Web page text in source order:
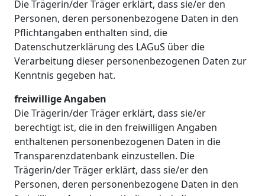
Die Trägerin/der Träger erklärt, dass sie/er den
Personen, deren personenbezogene Daten in den
Pflichtangaben enthalten sind, die
Datenschutzerklärung des LAGuS über die
Verarbeitung dieser personenbezogenen Daten zur
Kenntnis gegeben hat.
freiwillige Angaben
Die Trägerin/der Träger erklärt, dass sie/er
berechtigt ist, die in den freiwilligen Angaben
enthaltenen personenbezogenen Daten in die
Transparenzdatenbank einzustellen. Die
Trägerin/der Träger erklärt, dass sie/er den
Personen, deren personenbezogene Daten in den